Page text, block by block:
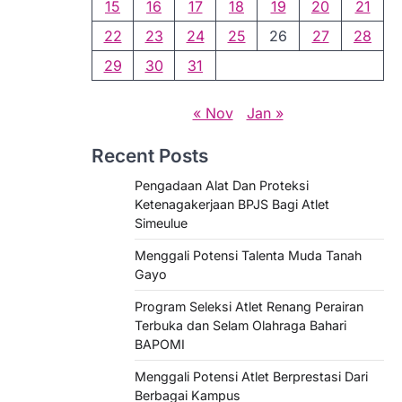
15 16 17 18 19 20
21
22
23 24 25 26 27
28
29
30 31
« Nov Jan »
Recent Posts
Pengadaan Alat Dan Proteksi
Ketenagakerjaan BPJS Bagi Atlet
Simeulue
Menggali Potensi Talenta Muda Tanah
Gayo
Program Seleksi Atlet Renang Perairan
Terbuka dan Selam Olahraga Bahari
BAPOMI
Menggali Potensi Atlet Berprestasi Dari
Berbagai Kampus